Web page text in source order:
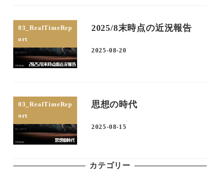
03_RealTimeRep
ort
2025/8末時点の近況報告
2025-08-20
03_RealTimeRep
ort
思想の時代
2025-08-15
カテゴリー